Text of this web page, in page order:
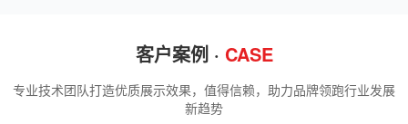
客户案例 · CASE
专业技术团队打造优质展示效果，值得信赖，助力品牌领跑行业发展
新趋势